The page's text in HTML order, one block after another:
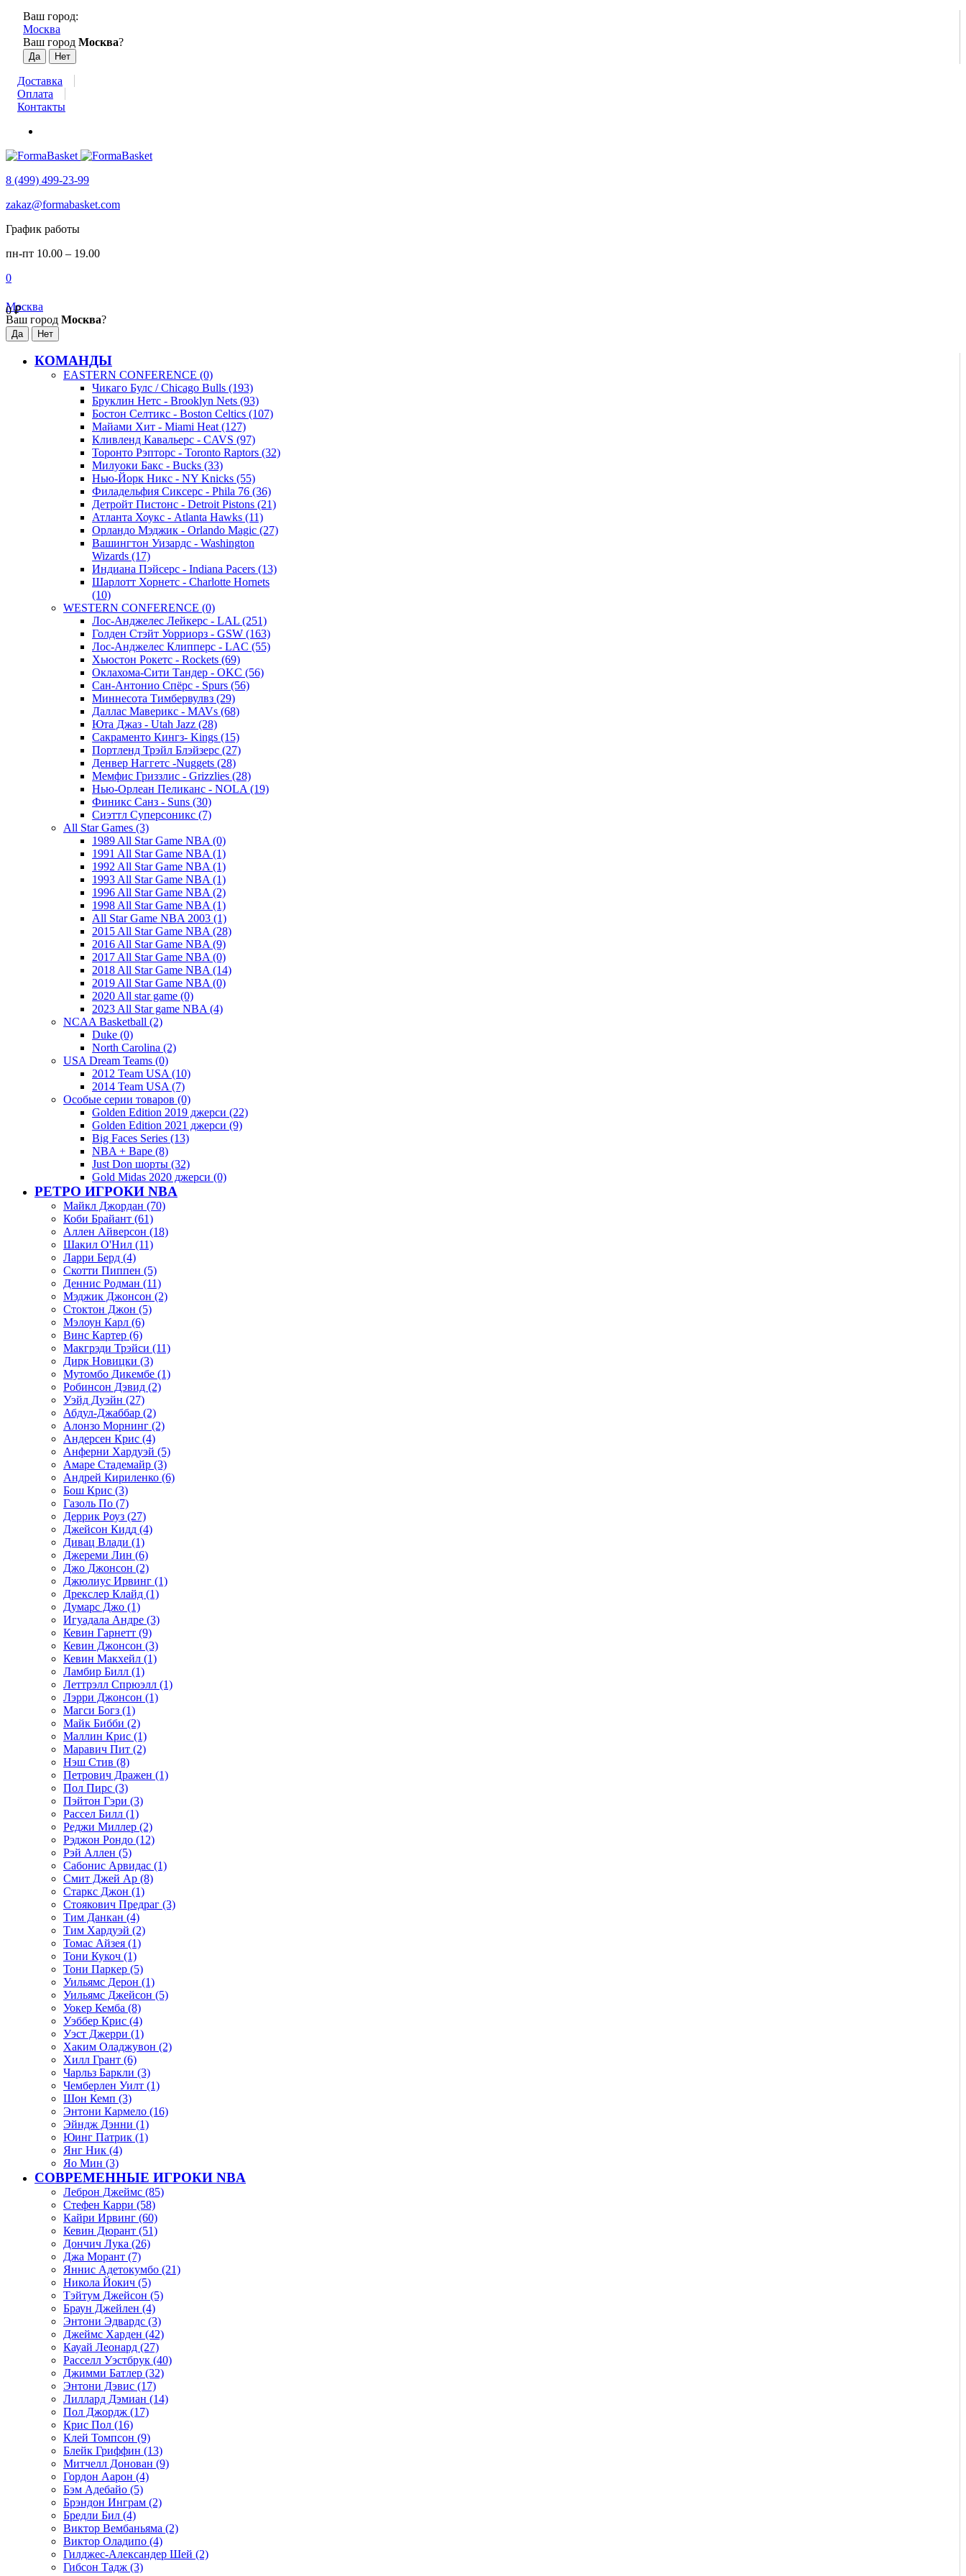
Ваш город:
Москва
Ваш город Москва?
Доставка
Оплата
Контакты
8 (499) 499-23-99
zakaz@formabasket.com
График работы
пн-пт 10.00 – 19.00
0
0₽
Москва
Ваш город Москва?
КОМАНДЫ
EASTERN CONFERENCE (0)
Чикаго Булс / Chicago Bulls (193)
Бруклин Нетс - Brooklyn Nets (93)
Бостон Селтикс - Boston Celtics (107)
Майами Хит - Miami Heat (127)
Кливленд Кавальерс - CAVS (97)
Торонто Рэпторс - Toronto Raptors (32)
Милуоки Бакс - Bucks (33)
Нью-Йорк Никс - NY Knicks (55)
Филадельфия Сиксерс - Phila 76 (36)
Детройт Пистонс - Detroit Pistons (21)
Атланта Хоукс - Atlanta Hawks (11)
Орландо Мэджик - Orlando Magic (27)
Вашингтон Уизардс - Washington
Wizards (17)
Индиана Пэйсерс - Indiana Pacers (13)
Шарлотт Хорнетс - Charlotte Hornets
(10)
WESTERN CONFERENCE (0)
Лос-Анджелес Лейкерс - LAL (251)
Голден Стэйт Уорриорз - GSW (163)
Лос-Анджелес Клипперс - LAC (55)
Хьюстон Рокетс - Rockets (69)
Оклахома-Сити Тандер - OKC (56)
Сан-Антонио Спёрс - Spurs (56)
Миннесота Тимбервулвз (29)
Даллас Маверикс - MAVs (68)
Юта Джаз - Utah Jazz (28)
Сакраменто Кингз- Kings (15)
Портленд Трэйл Блэйзерс (27)
Денвер Наггетс -Nuggets (28)
Мемфис Гриззлис - Grizzlies (28)
Нью-Орлеан Пеликанс - NOLA (19)
Финикс Санз - Suns (30)
Сиэттл Суперсоникс (7)
All Star Games (3)
1989 All Star Game NBA (0)
1991 All Star Game NBA (1)
1992 All Star Game NBA (1)
1993 All Star Game NBA (1)
1996 All Star Game NBA (2)
1998 All Star Game NBA (1)
All Star Game NBA 2003 (1)
2015 All Star Game NBA (28)
2016 All Star Game NBA (9)
2017 All Star Game NBA (0)
2018 All Star Game NBA (14)
2019 All Star Game NBA (0)
2020 All star game (0)
2023 All Star game NBA (4)
NCAA Basketball (2)
Duke (0)
North Carolina (2)
USA Dream Teams (0)
2012 Team USA (10)
2014 Team USA (7)
Особые серии товаров (0)
Golden Edition 2019 джерси (22)
Golden Edition 2021 джерси (9)
Big Faces Series (13)
NBA + Bape (8)
Just Don шорты (32)
Gold Midas 2020 джерси (0)
РЕТРО ИГРОКИ NBA
Майкл Джордан (70)
Коби Брайант (61)
Аллен Айверсон (18)
Шакил О'Нил (11)
Ларри Берд (4)
Скотти Пиппен (5)
Деннис Родман (11)
Мэджик Джонсон (2)
Стоктон Джон (5)
Мэлоун Карл (6)
Винс Картер (6)
Макгрэди Трэйси (11)
Дирк Новицки (3)
Мутомбо Дикембе (1)
Робинсон Дэвид (2)
Уэйд Дуэйн (27)
Абдул-Джаббар (2)
Алонзо Морнинг (2)
Андерсен Крис (4)
Анферни Xардуэй (5)
Амаре Стадемайр (3)
Андрей Кириленко (6)
Бош Крис (3)
Газоль По (7)
Деррик Роуз (27)
Джейсон Кидд (4)
Дивац Влади (1)
Джереми Лин (6)
Джо Джонсон (2)
Джюлиус Ирвинг (1)
Дрекслер Клайд (1)
Думарс Джо (1)
Игуадала Андре (3)
Кевин Гарнетт (9)
Кевин Джонсон (3)
Кевин Макхейл (1)
Ламбир Билл (1)
Леттрэлл Спрюэлл (1)
Лэрри Джонсон (1)
Магси Богз (1)
Майк Бибби (2)
Маллин Крис (1)
Маравич Пит (2)
Нэш Стив (8)
Петрович Дражен (1)
Пол Пирс (3)
Пэйтон Гэри (3)
Рассел Билл (1)
Реджи Миллер (2)
Рэджон Рондо (12)
Рэй Аллен (5)
Сабонис Арвидас (1)
Смит Джей Ар (8)
Старкс Джон (1)
Стоякович Предраг (3)
Тим Данкан (4)
Тим Хардуэй (2)
Томас Айзея (1)
Тони Кукоч (1)
Тони Паркер (5)
Уильямс Дерон (1)
Уильямс Джейсон (5)
Уокер Кемба (8)
Уэббер Крис (4)
Уэст Джерри (1)
Хаким Оладжувон (2)
Хилл Грант (6)
Чарльз Баркли (3)
Чемберлен Уилт (1)
Шон Кемп (3)
Энтони Кармело (16)
Эйндж Дэнни (1)
Юинг Патрик (1)
Янг Ник (4)
Яо Мин (3)
СОВРЕМЕННЫЕ ИГРОКИ NBA
Леброн Джеймс (85)
Стефен Карри (58)
Кайри Ирвинг (60)
Кевин Дюрант (51)
Дончич Лука (26)
Джа Морант (7)
Яннис Адетокумбо (21)
Никола Йокич (5)
Тэйтум Джейсон (5)
Браун Джейлен (4)
Энтони Эдвардс (3)
Джеймс Харден (42)
Кауай Леонард (27)
Расселл Уэстбрук (40)
Джимми Батлер (32)
Энтони Дэвис (17)
Лиллард Дэмиан (14)
Пол Джордж (17)
Крис Пол (16)
Клей Томпсон (9)
Блейк Гриффин (13)
Митчелл Донован (9)
Гордон Аарон (4)
Бэм Адебайо (5)
Брэндон Инграм (2)
Бредли Бил (4)
Виктор Вембаньяма (2)
Виктор Оладипо (4)
Гилджес-Александер Шей (2)
Гибсон Тадж (3)